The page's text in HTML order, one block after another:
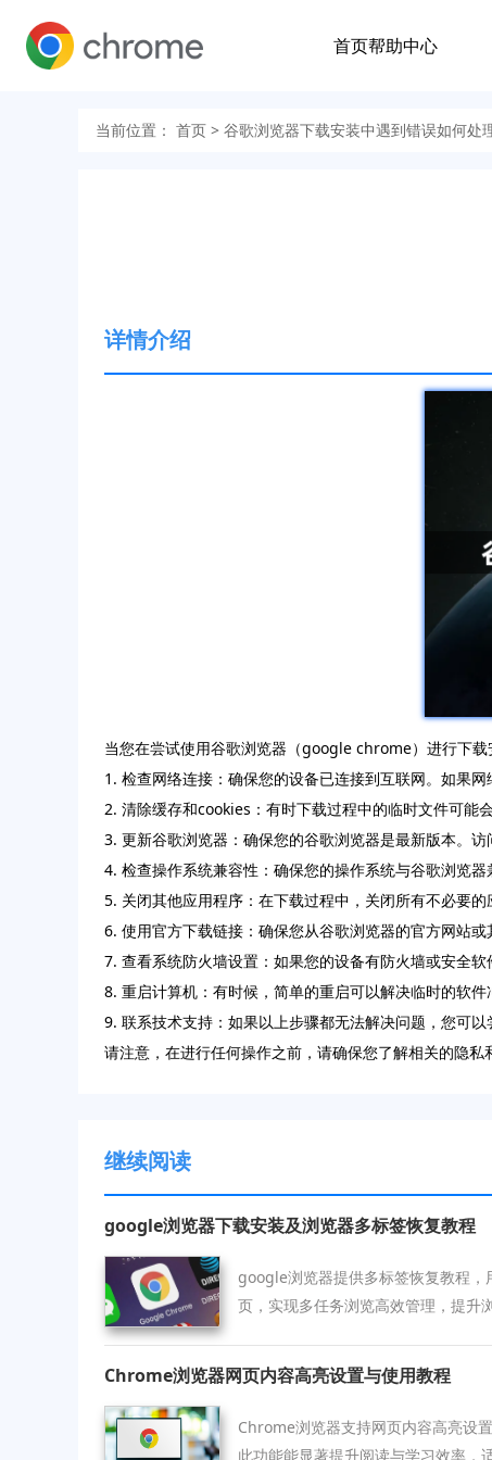
首页帮助中心
当前位置： 首页 > 谷歌浏览器下载安装中遇到错误如何处
详情介绍
当您在尝试使用谷歌浏览器（google chrome）进行下载
1. 检查网络连接：确保您的设备已连接到互联网。如果网
2. 清除缓存和cookies：有时下载过程中的临时文件可能
3. 更新谷歌浏览器：确保您的谷歌浏览器是最新版本。
4. 检查操作系统兼容性：确保您的操作系统与谷歌浏览
5. 关闭其他应用程序：在下载过程中，关闭所有不必要的
6. 使用官方下载链接：确保您从谷歌浏览器的官方网站
7. 查看系统防火墙设置：如果您的设备有防火墙或安全
8. 重启计算机：有时候，简单的重启可以解决临时的软件
9. 联系技术支持：如果以上步骤都无法解决问题，您可
请注意，在进行任何操作之前，请确保您了解相关的隐
继续阅读
google浏览器下载安装及浏览器多标签恢复教程
google浏览器提供多标签恢复教程，
页，实现多任务浏览高效管理，提升
Chrome浏览器网页内容高亮设置与使用教程
Chrome浏览器支持网页内容高亮设
此功能能显著提升阅读与学习效率，